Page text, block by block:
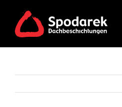
content